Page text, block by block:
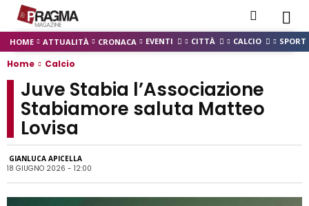
HOME ATTUALITÀ CRONACA EVENTI CITTÀ CALCIO SPORT
Home Calcio
Juve Stabia l’Associazione
Stabiamore saluta Matteo
Lovisa
GIANLUCA APICELLA
18 GIUGNO 2026 - 12:00